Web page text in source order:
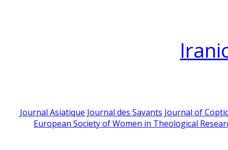
Journal Asiatique Journal des Savants Journal of
European Society of Women in Theological